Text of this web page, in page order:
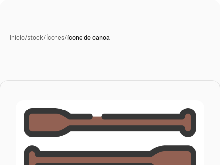
Início/stock/Ícones/ícone de canoa